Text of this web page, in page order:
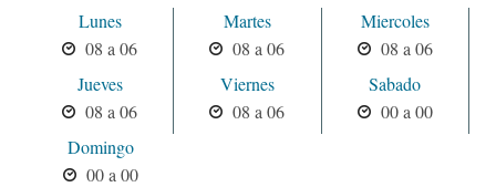
Lunes
08 a 06
Martes
08 a 06
Miercoles
08 a 06
Jueves
08 a 06
Viernes
08 a 06
Sabado
00 a 00
Domingo
00 a 00